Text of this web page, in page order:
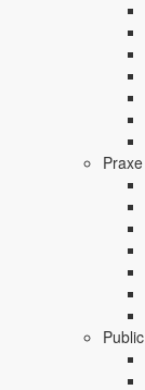
Praxe